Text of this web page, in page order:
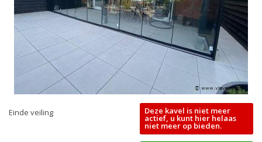
Einde veiling Deze kavel is niet meer
actief, u kunt hier helaas
niet meer op bieden.